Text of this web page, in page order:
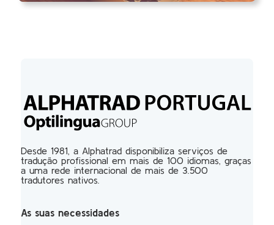
Desde 1981, a Alphatrad disponibiliza serviços de
tradução profissional em mais de 100 idiomas, graças
a uma rede internacional de mais de 3.500
tradutores nativos.
As suas necessidades